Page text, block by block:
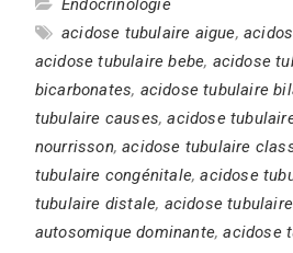
Endocrinologie
acidose tubulaire aigue,
acidose tubulaire bebe, acidose
bicarbonates, acidose tubulaire
tubulaire causes,acidose
nourrisson,acidose tubulaire
tubulaire congénitale,acidose
tubulaire distale, acidose
autosomique dominante,acidose